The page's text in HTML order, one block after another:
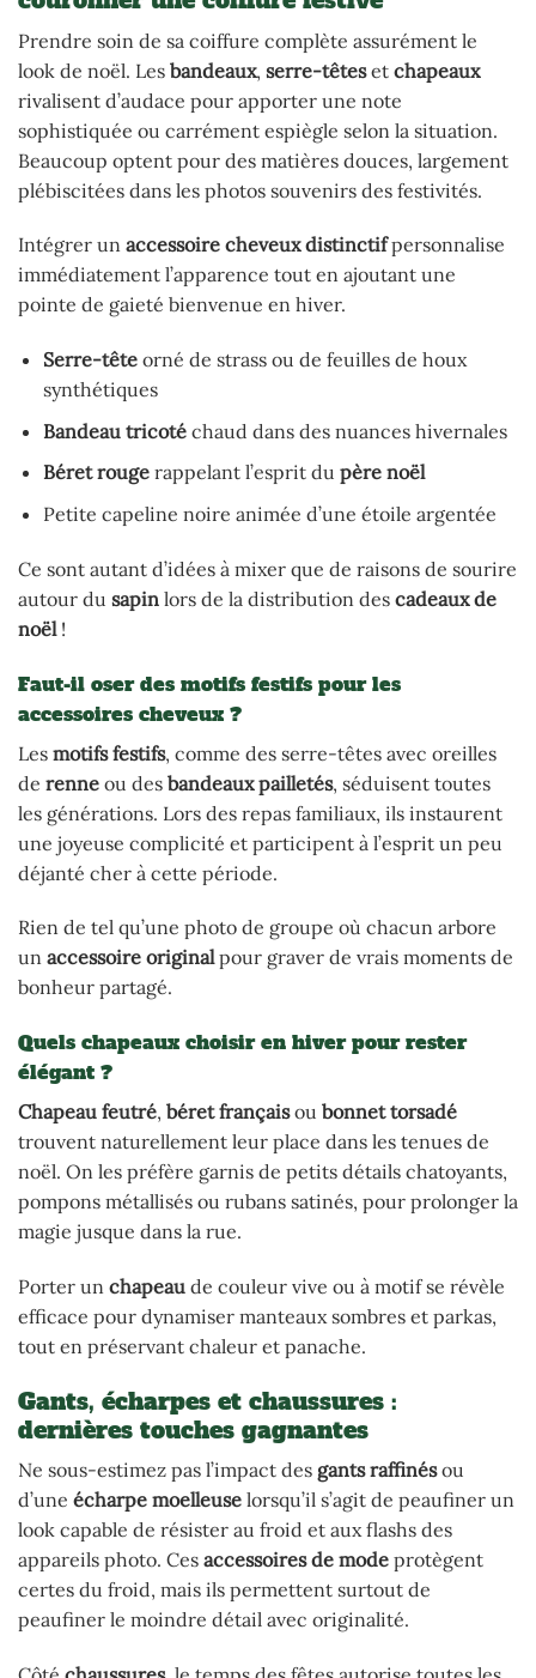
Prendre soin de sa coiffure complète assurément le
look de noël. Les bandeaux, serre-têteset chapeaux
rivalisent d’audace pour apporter une note
sophistiquée ou carrément espiègle selon la situation.
Beaucoup optent pour des matières douces, largement
plébiscitées dans les photos souvenirs des festivités.
Intégrer un accessoire cheveux distinctifpersonnalise
immédiatement l’apparence tout en ajoutant une
pointe de gaieté bienvenue en hiver.
Serre-têteorné de strass ou de feuilles de houx
synthétiques
Bandeau tricotéchaud dans des nuances hivernales
Béret rougerappelant l’esprit du père noël
Petite capeline noire animée d’une étoile argentée
Ce sont autant d’idées à mixer que de raisons de sourire
autour du sapin lors de la distribution des cadeaux de
noël!
Faut-il oser des motifs festifs pour les
accessoires cheveux ?
Les motifs festifs, comme des serre-têtes avec oreilles
de renne ou des bandeaux pailletés, séduisent toutes
les générations. Lors des repas familiaux, ils instaurent
une joyeuse complicité et participent à l’esprit un peu
déjanté cher à cette période.
Rien de tel qu’une photo de groupe où chacun arbore
un accessoire originalpour graver de vrais moments de
bonheur partagé.
Quels chapeaux choisir en hiver pour rester
élégant ?
Chapeau feutré, béret françaisou bonnet torsadé
trouvent naturellement leur place dans les tenues de
noël. On les préfère garnis de petits détails chatoyants,
pompons métallisés ou rubans satinés, pour prolonger la
magie jusque dans la rue.
Porter un chapeau de couleur vive ou à motif se révèle
efficace pour dynamiser manteaux sombres et parkas,
tout en préservant chaleur et panache.
Gants, écharpes et chaussures :
dernières touches gagnantes
Ne sous-estimez pas l’impact des gants raffinésou
d’une écharpe moelleuse lorsqu’il s’agit de peaufiner un
look capable de résister au froid et aux flashs des
appareils photo. Ces accessoires de mode protègent
certes du froid, mais ils permettent surtout de
peaufiner le moindre détail avec originalité.